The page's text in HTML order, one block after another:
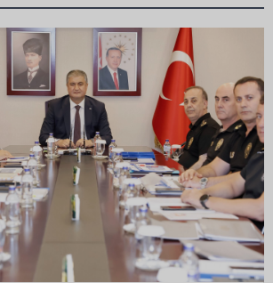
Çok sayıda polis ekibi olay yerine sevk edildi
Adana’da parktaki OED cihazını çalan şüpheli
tutuklandı
Seyhan’da fırın ve pastanelere hijyen denetimi
gerçekleştirildi
Eski polis memuru Ergün Karakaya’nın
öldürüldüğü silahlı kavganın görüntüleri ortaya